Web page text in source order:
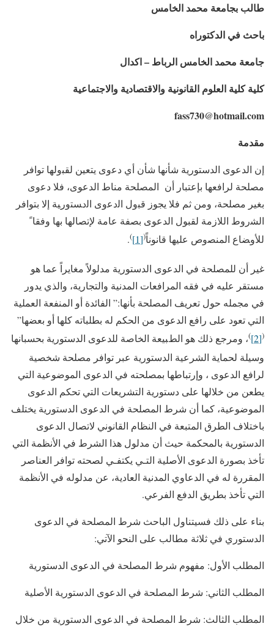
طالب بجامعة محمد الخامس
باحث في الدكتوراه
جامعة محمد الخامس الرباط – اكدال
كلية كلية العلوم القانونية والاقتصادية والاجتماعية
fass730@hotmail.com
مقدمة
إن الدعوى الدستورية شأنها شأن أي ﺩﻋﻭﻯ يتعين ﻟﻘﺒﻭﻟﻬﺎ توافر
مصلحة لرافعها بإعتبار أن المصلحة مناط الدعوى، فلا دﻋﻭﻯ
بغير مصلحة، ومن ثم ﻓﻼ يجوز ﻗﺒﻭل ﺍﻟﺩﻋﻭﻯ ﺍﻟﺩﺴﺘﻭﺭﻴﺔ ﺇﻻ بتوافر
ﺍﻟﺸﺭﻭﻁ اللازمة لقبول الدعوى بصفة عامة لإتصالها بها ﻭﻓﻘﺎﹰ
ﻟﻸﻭﻀﺎﻉ ﺍﻟﻤﻨﺼﻭﺹ ﻋﻠﻴﻬﺎ قانوناً(
[1]
)
.
غير أن ﻟﻠﻤﺼﻠﺤﺔ ﻓﻲ الدعوى الدستورية مدلولاً مغايراً عما هو
مستقر عليه في فقه المرافعات المدنية والتجارية، والذي يدور
في مجمله حول تعريف المصلحة بأنها:” الفائدة أو المنفعة العملية
التي تعود على رافع الدعوى من الحكم له بطلباته كلها أو بعضها”
(
[2]
)، ومرجع ذلك هو الطبيعة الخاصة للدعوى الدستورية بحسبانها
وسيلة لحماية الشرعية الدستورية عبر توافر مصلحة شخصية
لرافع الدعوى ، وإرتباطها بمصلحته في الدعوى الموضوعية التي
يطعن من خلالها على دستورية التشريعات التي تحكم الدعوى
الموضوعية، كما أن شرط المصلحة في الدعوى الدستورية يختلف
باختلاف الطرق المتبعة في النظام القانوني لاتصال الدعوى
الدستورية بالمحكمة حيث أن مدلول هذا الشرط في الأنظمة التي
تأخذ بصورة الدعوى الأصلية التـي يكتفـي لصحته توافر العناصر
المقررة له في الدعاوي المدنية العادية، عن مدلوله في الأنظمة
التي تأخذ بطريق الدفع الفرعي.
بناء على ذلك فسيتناول الباحث شرط المصلحة في الدعوى
الدستوري في ثلاثة مطالب على النحو الآتي:
المطلب الأول: مفهوم شرط المصلحة في الدعوى الدستورية
المطلب الثاني: شرط المصلحة في الدعوى الدستورية الأصلية
المطلب الثالث: شرط المصلحة في الدعوى الدستورية من خلال